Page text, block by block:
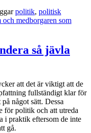
politik, politisk
medborgaren som
så jävla
att det är viktigt att de
fullständigt klar för
något sätt. Dessa
för politik och att utreda
i praktik eftersom de inte
gå.